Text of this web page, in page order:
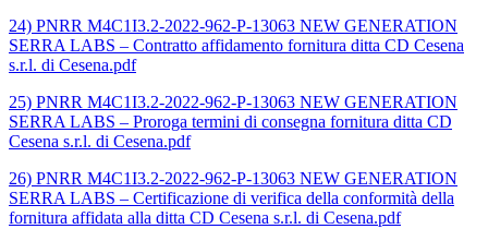
24) PNRR M4C1I3.2-2022-962-P-13063 NEW GENERATION
SERRA LABS – Contratto affidamento fornitura ditta CD Cesena
s.r.l. di Cesena.pdf
25) PNRR M4C1I3.2-2022-962-P-13063 NEW GENERATION
SERRA LABS – Proroga termini di consegna fornitura ditta CD
Cesena s.r.l. di Cesena.pdf
26) PNRR M4C1I3.2-2022-962-P-13063 NEW GENERATION
SERRA LABS – Certificazione di verifica della conformità della
fornitura affidata alla ditta CD Cesena s.r.l. di Cesena.pdf